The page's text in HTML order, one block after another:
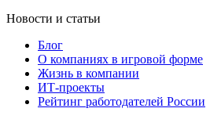
Новости и статьи
Блог
О компаниях в игровой форме
Жизнь в компании
ИТ-проекты
Рейтинг работодателей России